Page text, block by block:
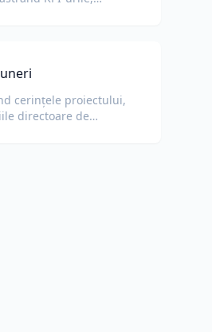
cerințele proiectului,
directoare de